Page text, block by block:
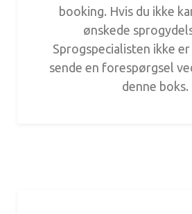
booking. Hvis du ikke
ønskede
Sprogspecialisten ikke
sende en forespørgsel
denne boks.